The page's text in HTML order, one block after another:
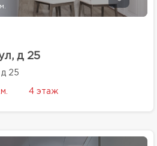
д 25
д 25
4 этаж